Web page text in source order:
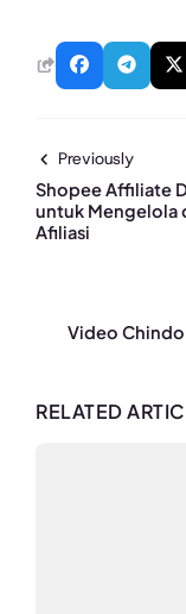
Previously
Shopee Affiliate
untuk Mengelola
Afiliasi
Video Chindo
RELATED